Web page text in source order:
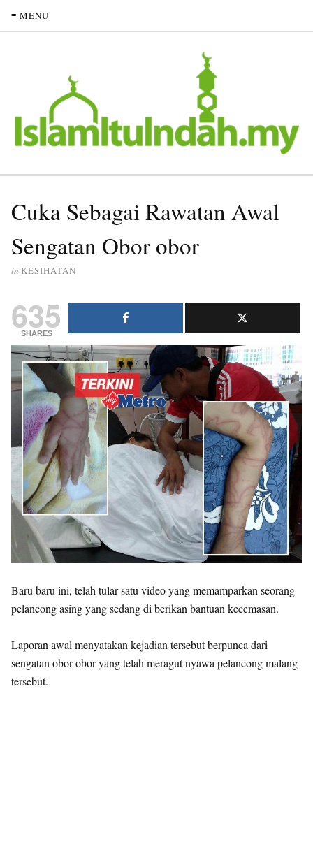
≡ MENU
Cuka Sebagai Rawatan Awal
Sengatan Obor obor
in KESIHATAN
635
SHARES
Baru baru ini, telah tular satu video yang memamparkan seorang
pelancong asing yang sedang di berikan bantuan kecemasan.
Laporan awal menyatakan kejadian tersebut berpunca dari
sengatan obor obor yang telah meragut nyawa pelancong malang
tersebut.